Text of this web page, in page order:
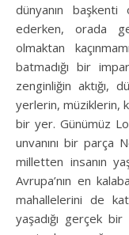
dünyanın
ederken, orada
olmaktan
batmadığı bir
zenginliğin aktığı,
yerlerin, müziklerin,
bir yer. Günümüz
unvanını bir parça
milletten insanın
Avrupa’nın en
mahallelerini de
yaşadığı gerçek